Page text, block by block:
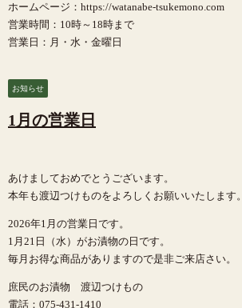
ホームページ：https://watanabe-tsukemono.com
営業時間：10時～18時まで
営業日：月・水・金曜日
お知らせ
1月の営業日
あけましておめでとうございます。
本年も渡辺つけものをよろしくお願いいたします。
2026年1月の営業日です。
1月21日（水）がお漬物の日です。
毎月お得な商品がありますので是非ご来店さい。
庶民のお漬物 渡辺つけもの
電話：075-431-1410